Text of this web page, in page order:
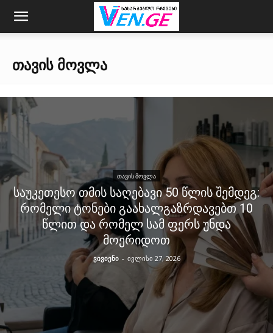
ᲗᲐᲕᲘᲡ ᲛᲝᲕᲚᲐ
ᲗᲐᲕᲘᲡ ᲛᲝᲕᲚᲐ
საუკეთესო თმის საღებავი 50 წლის შემდეგ:
რომელი ტონები გაახალგაზრდავებთ 10
წლით და რომელ სამ ფერს უნდა
მოერიდოთ
ვივიენი - ივლისი 27, 2026